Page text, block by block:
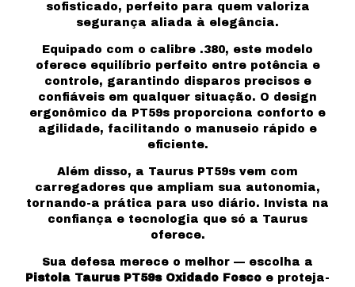
sofisticado, perfeito para quem valoriza
segurança aliada à elegância.
Equipado com o calibre .380, este modelo
oferece equilíbrio perfeito entre potência e
controle, garantindo disparos precisos e
confiáveis em qualquer situação. O design
ergonômico da PT59s proporciona conforto e
agilidade, facilitando o manuseio rápido e
eficiente.
Além disso, a Taurus PT59s vem com
carregadores que ampliam sua autonomia,
tornando-a prática para uso diário. Invista na
confiança e tecnologia que só a Taurus
oferece.
Sua defesa merece o melhor — escolha a
Pistola Taurus PT59s Oxidado Fosco e proteja-